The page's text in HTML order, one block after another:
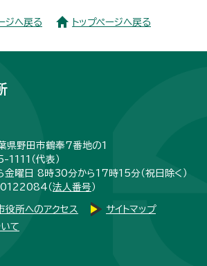
ジへ戻る トップページへ戻る
野田市鶴奉7番地の1
（代表）
金曜日 8時30分から17時15分（祝日除く）
（法人番号 ）
役所へのアクセス
サイトマップ
て